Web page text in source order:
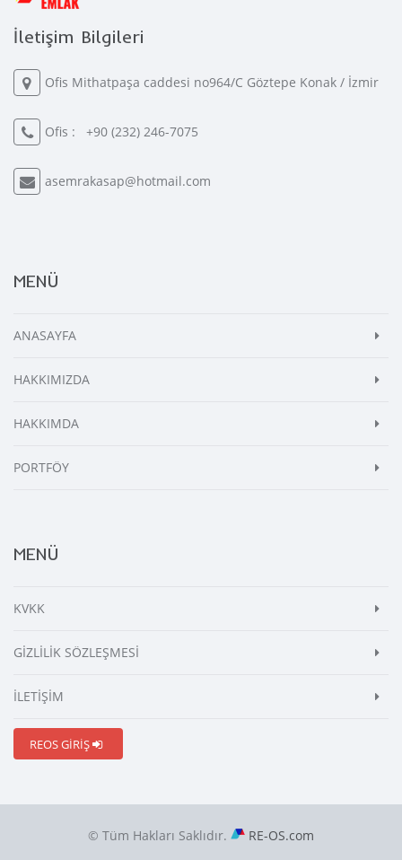
İletişim Bilgileri
Ofis Mithatpaşa caddesi no964/C Göztepe Konak / İzmir
Ofis : +90 (232) 246-7075
asemrakasap@hotmail.com
MENÜ
ANASAYFA
HAKKIMIZDA
HAKKIMDA
PORTFÖY
MENÜ
KVKK
GİZLİLİK SÖZLEŞMESİ
İLETİŞİM
REOS GİRİŞ
© Tüm Hakları Saklıdır. RE-OS.com